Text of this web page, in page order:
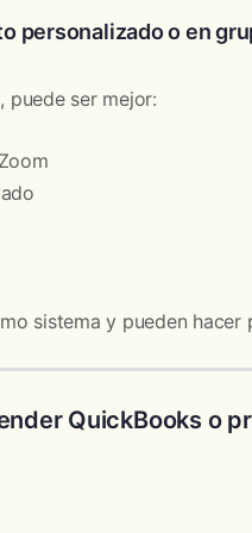
personalizado o en
puede ser mejor:
sistema y pueden hacer
QuickBooks o